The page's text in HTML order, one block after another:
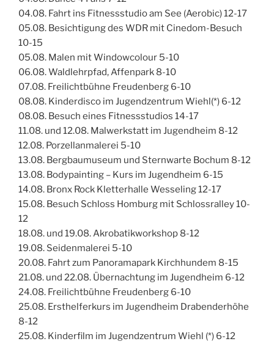
04.08. Fahrt ins Fitnessstudio am See (Aerobic) 12-17
05.08. Besichtigung des WDR mit Cinedom-Besuch
10-15
05.08. Malen mit Windowcolour 5-10
06.08. Waldlehrpfad, Affenpark 8-10
07.08. Freilichtbühne Freudenberg 6-10
08.08. Kinderdisco im Jugendzentrum Wiehl(*) 6-12
08.08. Besuch eines Fitnessstudios 14-17
11.08. und 12.08. Malwerkstatt im Jugendheim 8-12
12.08. Porzellanmalerei 5-10
13.08. Bergbaumuseum und Sternwarte Bochum 8-12
13.08. Bodypainting – Kurs im Jugendheim 6-15
14.08. Bronx Rock Kletterhalle Wesseling 12-17
15.08. Besuch Schloss Homburg mit Schlossralley 10-
12
18.08. und 19.08. Akrobatikworkshop 8-12
19.08. Seidenmalerei 5-10
20.08. Fahrt zum Panoramapark Kirchhundem 8-15
21.08. und 22.08. Übernachtung im Jugendheim 6-12
24.08. Freilichtbühne Freudenberg 6-10
25.08. Ersthelferkurs im Jugendheim Drabenderhöhe
8-12
25.08. Kinderfilm im Jugendzentrum Wiehl (*) 6-12